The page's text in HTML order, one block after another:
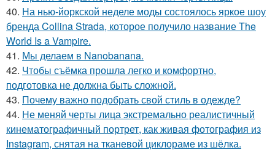
40. На нью-йоркской неделе моды состоялось яркое шоу
бренда Collina Strada, которое получило название The
World Is a Vampire.
41. Мы делаем в Nanobanana.
42. Чтобы съёмка прошла легко и комфортно,
подготовка не должна быть сложной.
43. Почему важно подобрать свой стиль в одежде?
44. Не меняй черты лица экстремально реалистичный
кинематографичный портрет, как живая фотография из
Instagram, снятая на тканевой циклораме из шёлка.